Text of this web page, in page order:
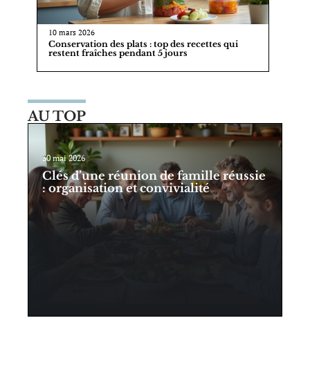
10 mars 2026
Conservation des plats : top des recettes qui
restent fraîches pendant 5 jours
AU TOP
30 mai 2026
Clés d’une réunion de famille réussie
: organisation et convivialité